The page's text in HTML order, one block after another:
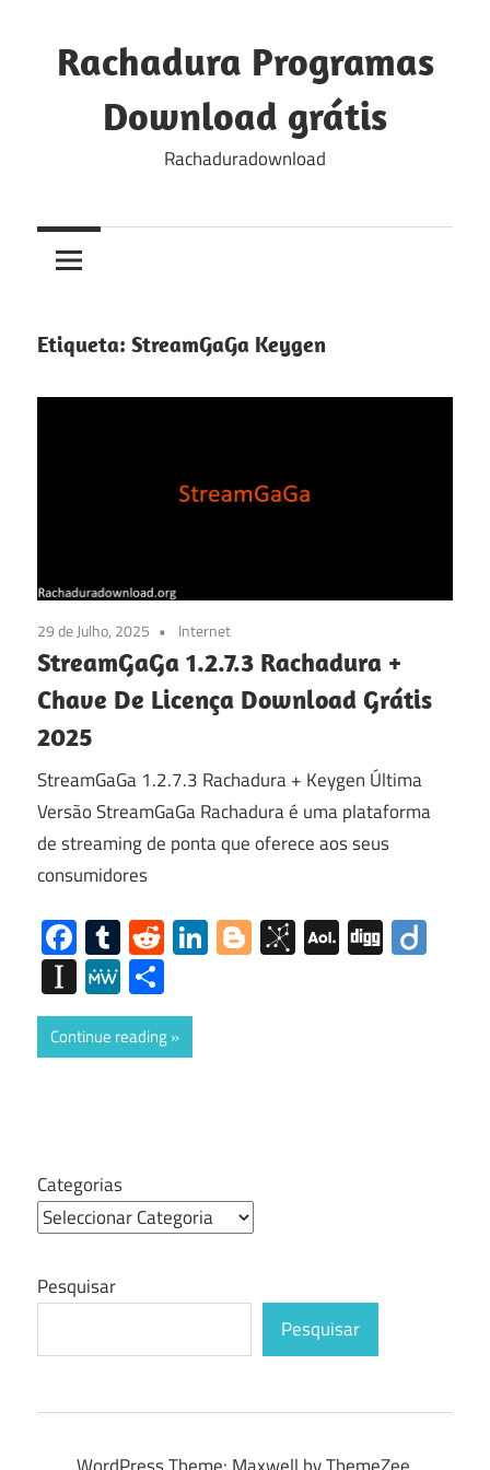
content
Rachadura Programas
Download grátis
Rachaduradownload
Etiqueta: StreamGaGa Keygen
29 de Julho, 2025 Internet
StreamGaGa 1.2.7.3 Rachadura +
Chave De Licença Download Grátis
2025
StreamGaGa 1.2.7.3 Rachadura + Keygen Última
Versão StreamGaGa Rachadura é uma plataforma
de streaming de ponta que oferece aos seus
consumidores
Facebook
Tumblr
RedditLinkedIn
Blogger
BibSonomy
AOL
Mail
Digg
Instapaper
MeWe
Continue reading
Categorias
Pesquisar
Pesquisar